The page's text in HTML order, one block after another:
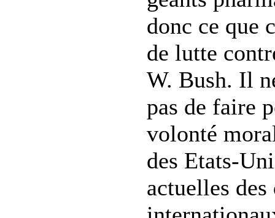
donc ce que
de lutte
W. Bush. Il
pas de faire
volonté
des Etats-
actuelles